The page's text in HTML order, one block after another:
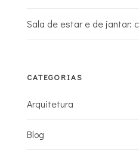
Sala de estar e de jantar:
CATEGORIAS
Arquitetura
Blog